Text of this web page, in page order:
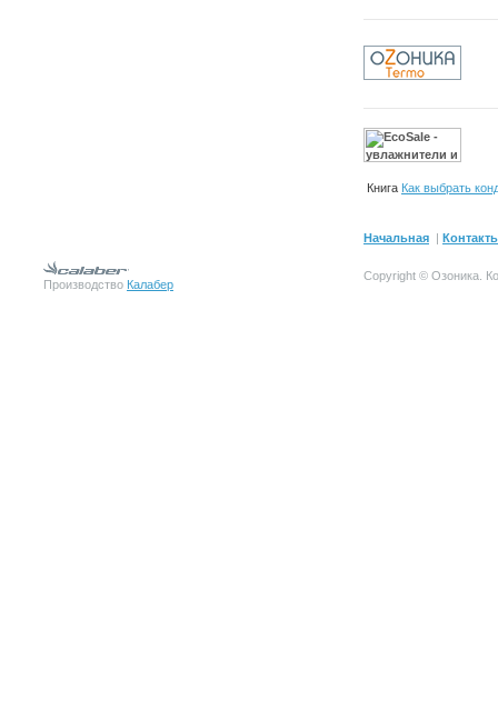
Книга Как выбрать
Начальная |
Производство Калабер
Copyright © Озоника.